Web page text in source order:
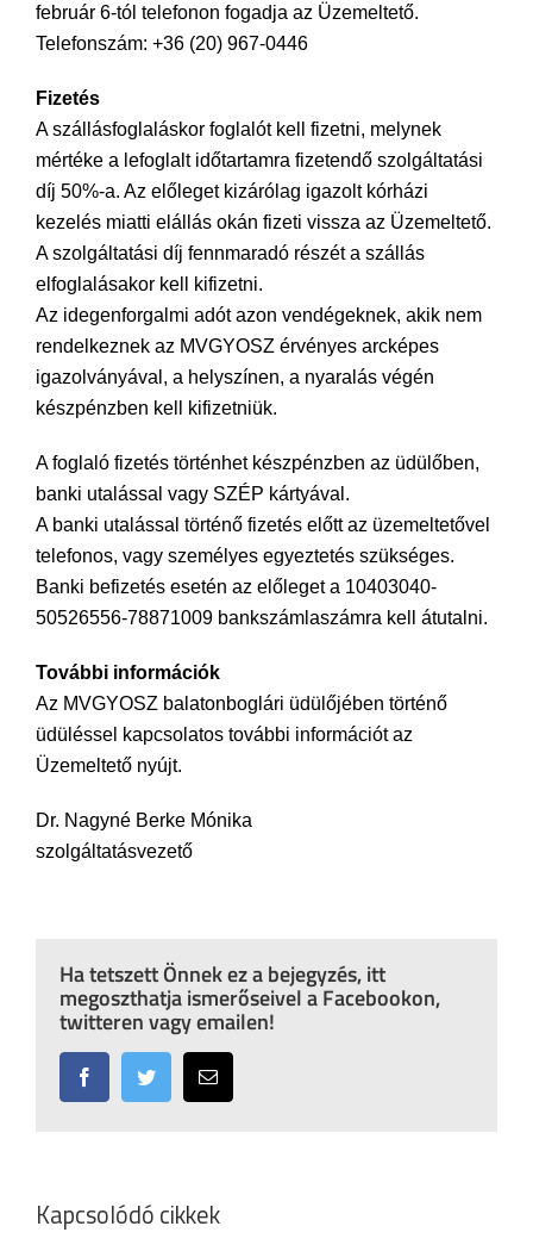
február 6-tól telefonon fogadja az Üzemeltető.
Telefonszám: +36 (20) 967-0446
Fizetés
A szállásfoglaláskor foglalót kell fizetni, melynek
mértéke a lefoglalt időtartamra fizetendő szolgáltatási
díj 50%-a. Az előleget kizárólag igazolt kórházi
kezelés miatti elállás okán fizeti vissza az Üzemeltető.
A szolgáltatási díj fennmaradó részét a szállás
elfoglalásakor kell kifizetni.
Az idegenforgalmi adót azon vendégeknek, akik nem
rendelkeznek az MVGYOSZ érvényes arcképes
igazolványával, a helyszínen, a nyaralás végén
készpénzben kell kifizetniük.
A foglaló fizetés történhet készpénzben az üdülőben,
banki utalással vagy SZÉP kártyával.
A banki utalással történő fizetés előtt az üzemeltetővel
telefonos, vagy személyes egyeztetés szükséges.
Banki befizetés esetén az előleget a 10403040-
50526556-78871009 bankszámlaszámra kell átutalni.
További információk
Az MVGYOSZ balatonboglári üdülőjében történő
üdüléssel kapcsolatos további információt az
Üzemeltető nyújt.
Dr. Nagyné Berke Mónika
szolgáltatásvezető
Ha tetszett Önnek ez a bejegyzés, itt
megoszthatja ismerőseivel a Facebookon,
twitteren vagy emailen!
FacebookTwitter Email:
Kapcsolódó cikkek